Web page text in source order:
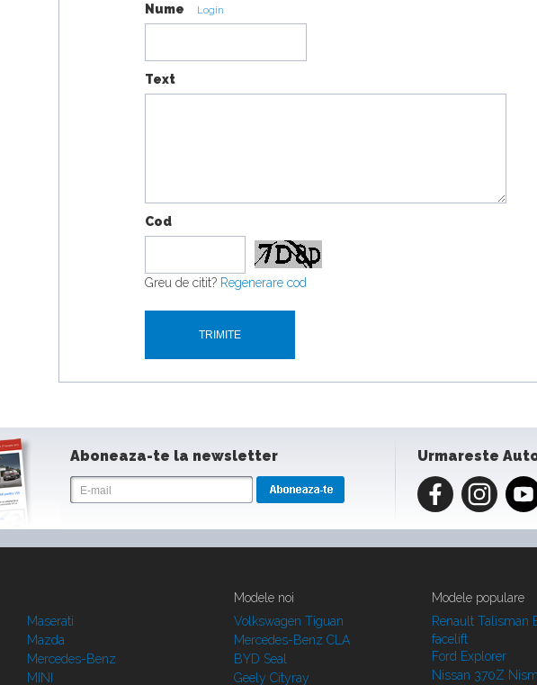
Nume Login
Text
Cod
Greu de citit? Regenerare cod
Aboneaza-te la newsletter Urmareste
Maserati
Mazda
Mercedes-Benz
MINI
Modele noi
Volkswagen Tiguan
Mercedes-Benz CLA
BYD Seal
Geely Cityray
Modele populare
Renault Talisman
facelift
Ford Explorer
Nissan 370Z